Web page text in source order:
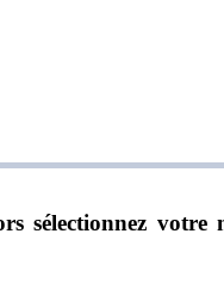
sélectionnez